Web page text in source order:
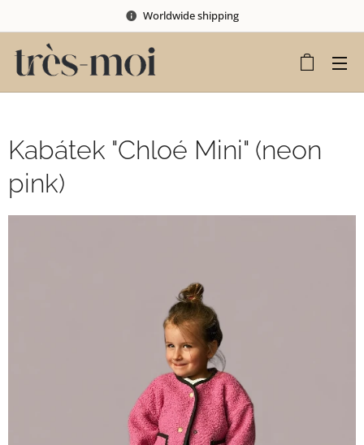
Worldwide shipping
Kabátek "Chloé Mini" (neon
pink)